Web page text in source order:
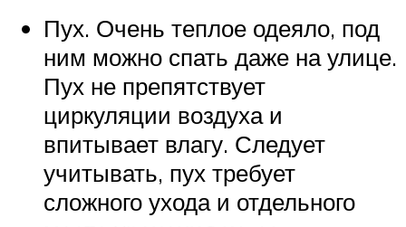
Пух. Очень теплое одеяло, под
ним можно спать даже на улице.
Пух не препятствует
циркуляции воздуха и
впитывает влагу. Следует
учитывать, пух требует
сложного ухода и отдельного